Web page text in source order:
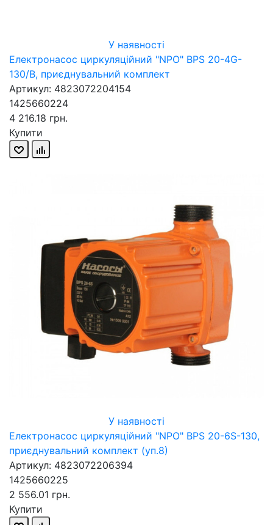
У наявності
Електронасос циркуляційний "NPO" BPS 20-4G-
130/B, приєднувальний комплект
Артикул: 4823072204154
1425660224
4 216.18 грн.
Купити
У наявності
Електронасос циркуляційний "NPO" BPS 20-6S-130,
приєднувальний комплект (уп.8)
Артикул: 4823072206394
1425660225
2 556.01 грн.
Купити